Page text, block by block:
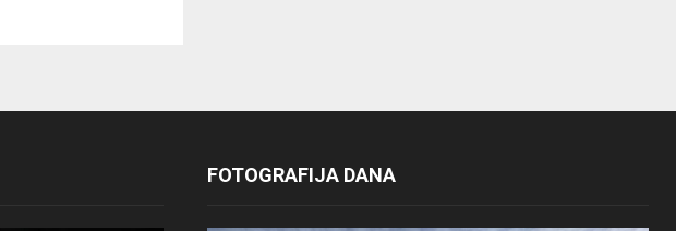
FOTOGRAFIJA DANA